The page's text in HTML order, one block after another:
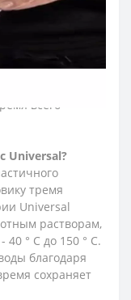
запатентованной
сочетание
ножи
и
всего
Universal?
тремя
Universal
растворам,
° C до 150 ° C.
благодаря
сохраняет